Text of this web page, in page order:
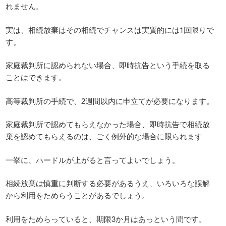
れません。
実は、相続放棄はその相続でチャンスは実質的には1回限りで
す。
家庭裁判所に認められない場合、即時抗告という手続を取る
ことはできます。
高等裁判所の手続で、2週間以内に申立てが必要になります。
家庭裁判所で認めてもらえなかった場合、即時抗告で相続放
棄を認めてもらえるのは、ごく例外的な場合に限られます
一挙に、ハードルが上がると言ってよいでしょう。
相続放棄は慎重に判断する必要があるうえ、いろいろな誤解
から利用をためらうことがあるでしょう。
利用をためらっていると、期限3か月はあっという間です。